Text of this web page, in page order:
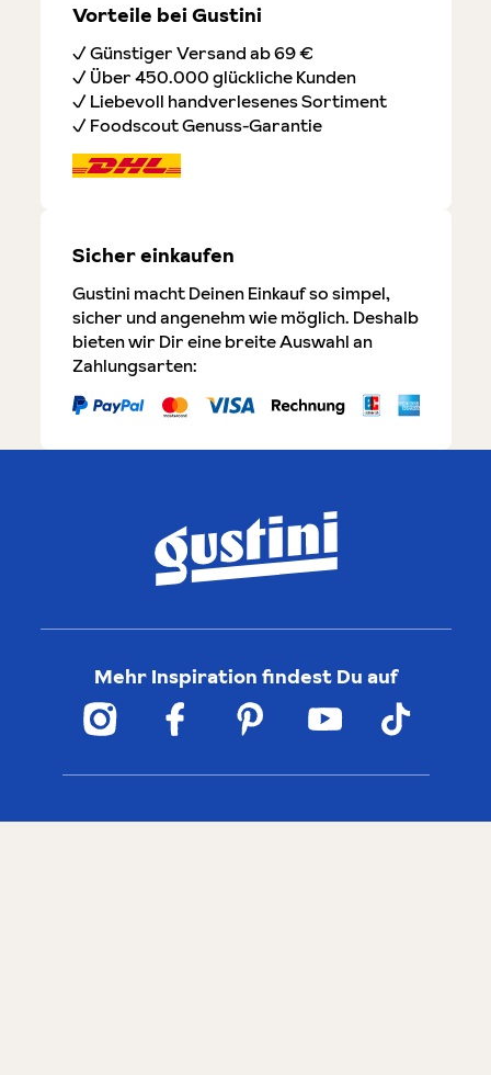
Vorteile bei Gustini
✓ Günstiger Versand ab 69 €
✓ Über 450.000 glückliche Kunden
✓ Liebevoll handverlesenes Sortiment
✓ Foodscout Genuss-Garantie
Sicher einkaufen
Gustini macht Deinen Einkauf so simpel,
sicher und angenehm wie möglich. Deshalb
bieten wir Dir eine breite Auswahl an
Zahlungsarten:
Mehr Inspiration findest Du auf
Gustini
Service